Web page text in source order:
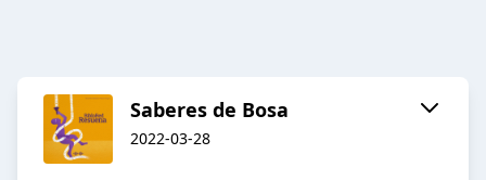
Saberes de Bosa
2022-03-28